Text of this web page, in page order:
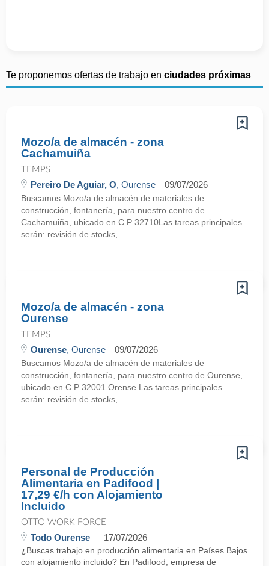
Te proponemos ofertas de trabajo en ciudades próximas
Mozo/a de almacén - zona
Cachamuiña
TEMPS
Pereiro De Aguiar, O, Ourense 09/07/2026
Buscamos Mozo/a de almacén de materiales de
construcción, fontanería, para nuestro centro de
Cachamuiña, ubicado en C.P 32710Las tareas principales
serán: revisión de stocks, ...
Mozo/a de almacén - zona
Ourense
TEMPS
Ourense, Ourense 09/07/2026
Buscamos Mozo/a de almacén de materiales de
construcción, fontanería, para nuestro centro de Ourense,
ubicado en C.P 32001 Orense Las tareas principales
serán: revisión de stocks, ...
Personal de Producción
Alimentaria en Padifood |
17,29 €/h con Alojamiento
Incluido
OTTO WORK FORCE
Todo Ourense 17/07/2026
¿Buscas trabajo en producción alimentaria en Países Bajos
con alojamiento incluido? En Padifood, empresa de